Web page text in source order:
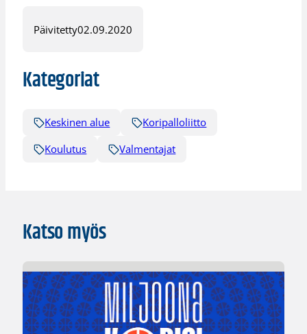
Päivitetty02.09.2020
Kategoriat
Keskinen alue
Koripalloliitto
Koulutus
Valmentajat
Katso myös